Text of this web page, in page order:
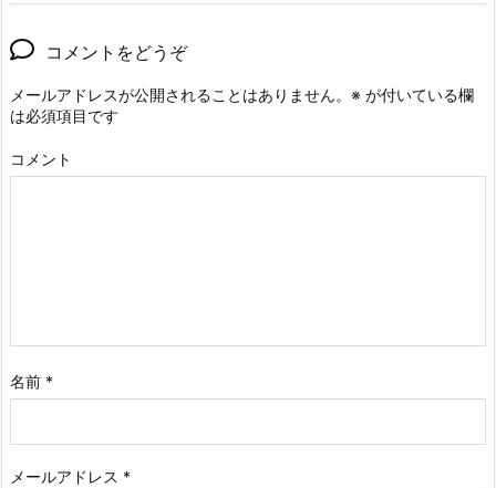
コメントをどうぞ
メールアドレスが公開されることはありません。 ※ が付いている欄
は必須項目です
コメント
名前 *
メールアドレス *